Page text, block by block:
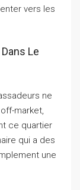
vers les
Le
ne
market,
ce quartier
qui a des
une